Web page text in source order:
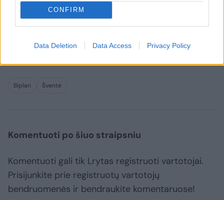
CONFIRM
Data Deletion Data Access Privacy Policy
Įspūdingą trisdešimtmečio kelionę grupė
atšventė išskirtiniame jubiliejiniame koncerte
akimirkas rasite nuotraukų galerijoje.
Biplan Šventė
Komentuoti po šiuo straipsniu
Komentuoti gali tik Lrytas registruoti vartotojai.
Prisijunkite prie registruotų vartotojų
bendruomenės ir bendraukite komentaruose!